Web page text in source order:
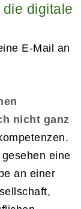
digitale
E-Mail an
nicht ganz
eine
an einer